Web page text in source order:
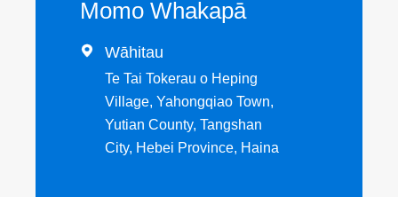
Momo Whakapā
 Wāhitau
Te Tai Tokerau o Heping
Village, Yahongqiao Town,
Yutian County, Tangshan
City, Hebei Province, Haina